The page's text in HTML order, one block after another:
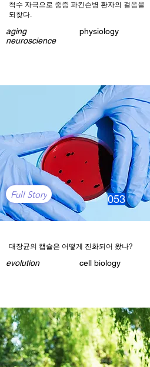
척수 자극으로 중증 파킨슨병 환자의 걸음을
되찾다.
aging
neuroscience
physiology
053
Full Story
대장균의 캡슐은 어떻게 진화되어 왔나?
evolution cell biology